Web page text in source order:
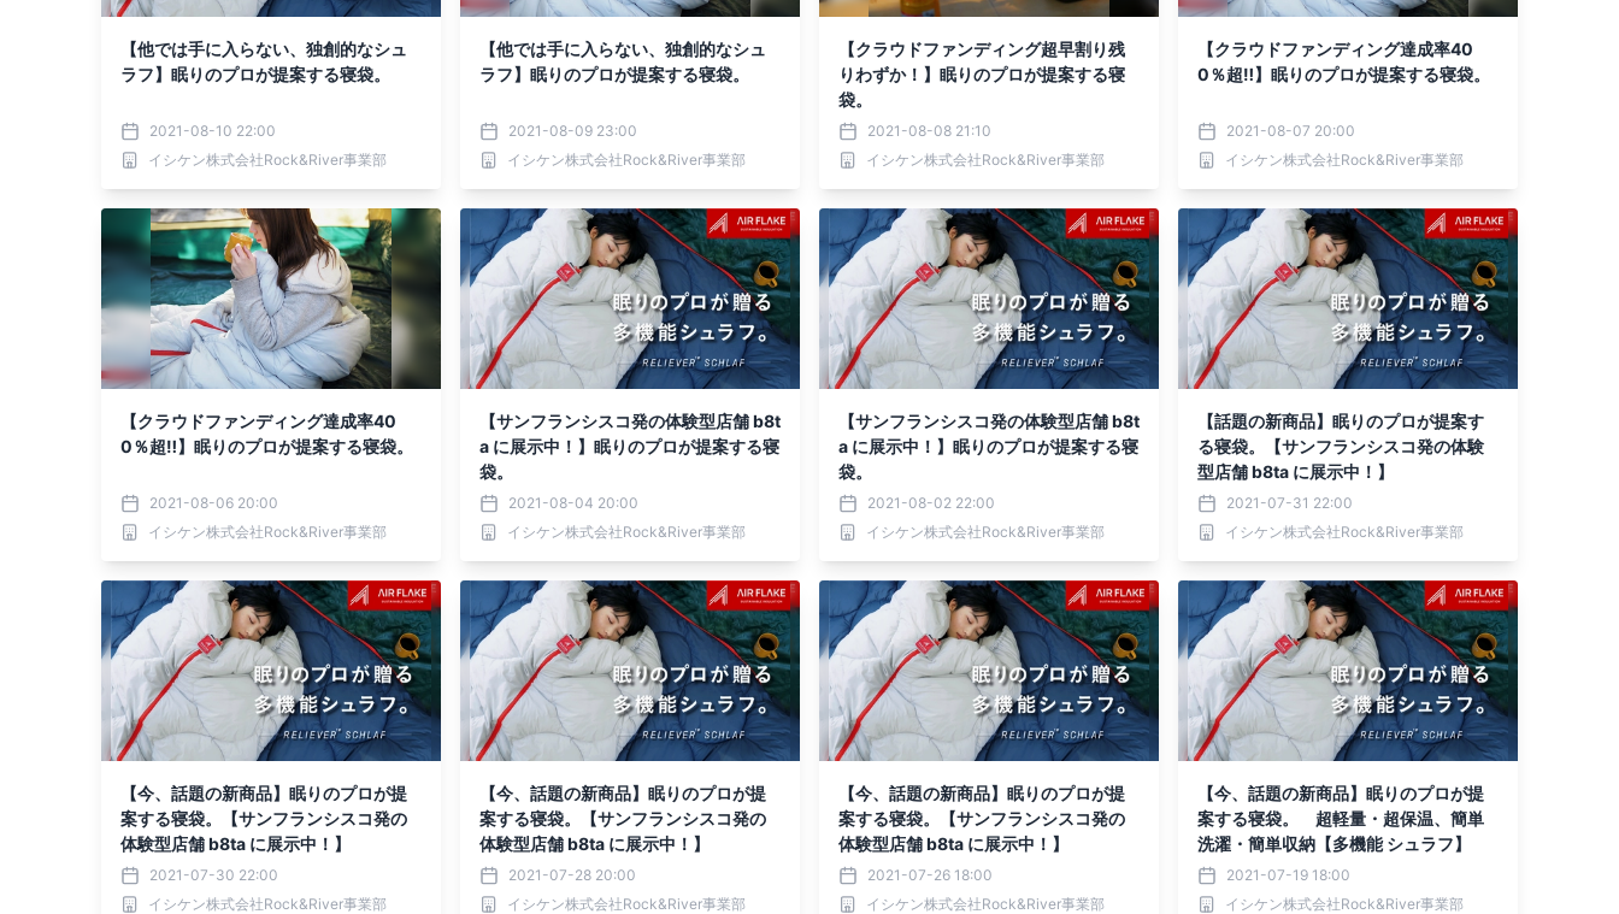
【他では手に入らない、独創的なシュ
ラフ】眠りのプロが提案する寝袋。
2021-08-10 22:00
イシケン株式会社Rock&River事業部
【他では手に入らない、独創的なシュ
ラフ】眠りのプロが提案する寝袋。
2021-08-09 23:00
イシケン株式会社Rock&River事業部
【クラウドファンディング超早割り残
りわずか！】眠りのプロが提案する寝
袋。
2021-08-08 21:10
イシケン株式会社Rock&River事業部
【クラウドファンディング達成率40
0％超‼】眠りのプロが提案する寝袋。
2021-08-07 20:00
イシケン株式会社Rock&River事業部
【クラウドファンディング達成率40
0％超‼】眠りのプロが提案する寝袋。
2021-08-06 20:00
イシケン株式会社Rock&River事業部
【サンフランシスコ発の体験型店舗 b8t
a に展示中！】眠りのプロが提案する寝
袋。
2021-08-04 20:00
イシケン株式会社Rock&River事業部
【サンフランシスコ発の体験型店舗 b8t
a に展示中！】眠りのプロが提案する寝
袋。
2021-08-02 22:00
イシケン株式会社Rock&River事業部
【話題の新商品】眠りのプロが提案す
る寝袋。【サンフランシスコ発の体験
型店舗 b8ta に展示中！】
2021-07-31 22:00
イシケン株式会社Rock&River事業部
【今、話題の新商品】眠りのプロが提
案する寝袋。【サンフランシスコ発の
体験型店舗 b8ta に展示中！】
2021-07-30 22:00
イシケン株式会社Rock&River事業部
【今、話題の新商品】眠りのプロが提
案する寝袋。【サンフランシスコ発の
体験型店舗 b8ta に展示中！】
2021-07-28 20:00
イシケン株式会社Rock&River事業部
【今、話題の新商品】眠りのプロが提
案する寝袋。【サンフランシスコ発の
体験型店舗 b8ta に展示中！】
2021-07-26 18:00
イシケン株式会社Rock&River事業部
【今、話題の新商品】眠りのプロが提
案する寝袋。 超軽量・超保温、簡単
洗濯・簡単収納【多機能 シュラフ】
2021-07-19 18:00
イシケン株式会社Rock&River事業部